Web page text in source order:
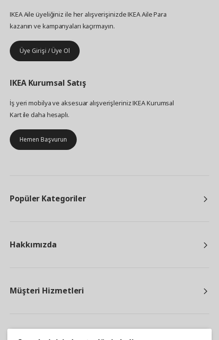
IKEA Aile üyeliğiniz ile her alışverişinizde IKEA Aile Para
kazanın ve kampanyaları kaçırmayın.
Üye Girişi / Üye Ol
IKEA Kurumsal Satış
İş yeri mobilya ve aksesuar alışverişleriniz IKEA Kurumsal
Kart ile daha hesaplı.
Hemen Başvurun
Popüler Kategoriler
Hakkımızda
Müşteri Hizmetleri